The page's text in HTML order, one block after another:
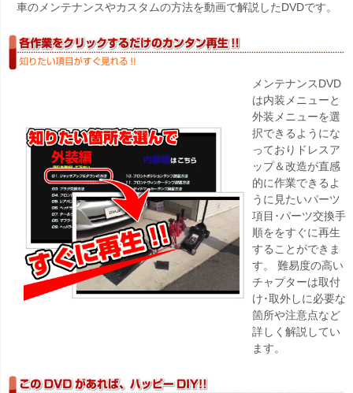
車のメンテナンスやカスタムの方法を動画で解説したDVDです。
メンテナンスDVD
は内装メニューと
外装メニューを選
択できるようにな
っておりドレスア
ップ＆改造が直感
的に作業できるよ
うに見たいパーツ
項目･パーツ交換手
順ををすぐに再生
することができま
す。 難易度の高い
チャプターは取付
け･取外しに必要な
箇所や注意点など
詳しく解説してい
ます。